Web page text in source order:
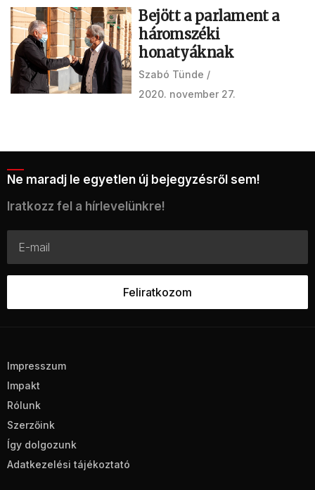
Bejött a parlament a
háromszéki
honatyáknak
Szabó Tünde
2020. november 27.
Ne maradj le egyetlen új bejegyzésről sem!
Iratkozz fel a hírlevelünkre!
Impresszum
Impakt
Rólunk
Szerzőink
Így dolgozunk
Adatkezelési tájékoztató